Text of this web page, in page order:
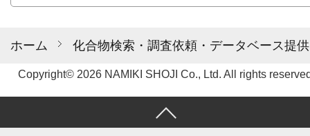
ホーム 化合物検索・調査依頼・データベース提供
Copyright© 2026 NAMIKI SHOJI Co., Ltd. All rights